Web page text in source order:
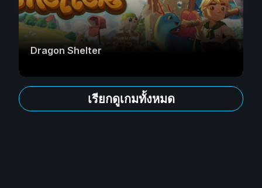
Dragon Shelter
เรียกดูเกมทั้งหมด